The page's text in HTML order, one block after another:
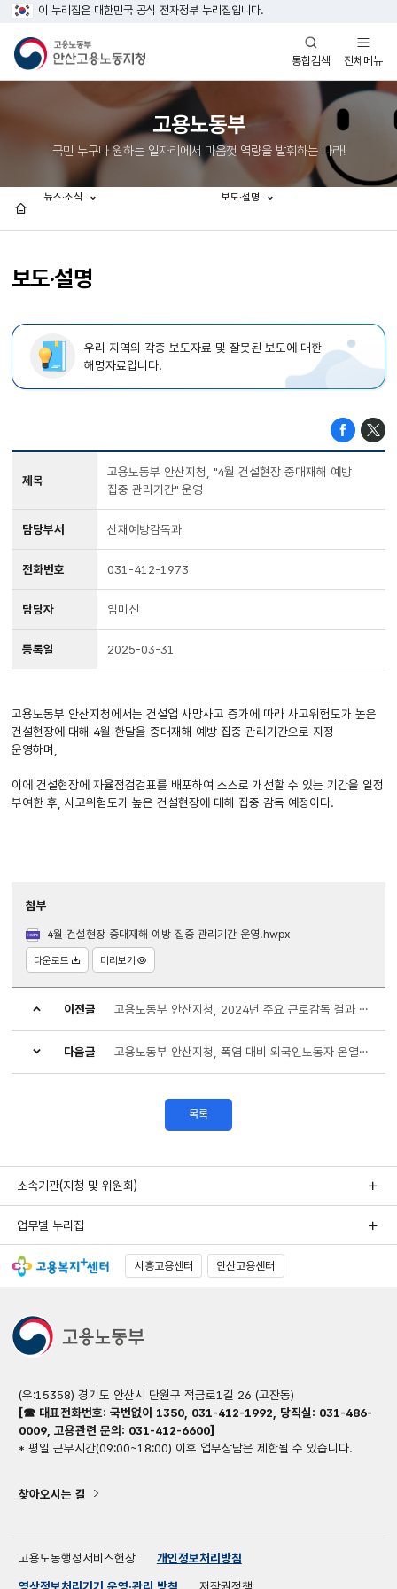
이 누리집은 대한민국 공식 전자정부 누리집입니다.
통합검색
열기
전체메뉴
열기
고용노동부
국민 누구나 원하는 일자리에서 마음껏 역량을 발휘하는 나라!
보도·설명
뉴스·소식 보도·설명
우리 지역의 각종 보도자료 및 잘못된 보도에 대한
해명자료입니다.
제목
고용노동부 안산지청, "4월 건설현장 중대재해 예방
집중 관리기간" 운영
담당부서 산재예방감독과
전화번호 031-412-1973
담당자 임미선
등록일 2025-03-31
고용노동부 안산지청에서는 건설업 사망사고 증가에 따라 사고위험도가 높은
건설현장에 대해 4월 한달을 중대재해 예방 집중 관리기간으로 지정
운영하며,
이에 건설현장에 자율점검검표를 배포하여 스스로 개선할 수 있는 기간을 일정
부여한 후, 사고위험도가 높은 건설현장에 대해 집중 감독 예정이다.
첨부
4월 건설현장 중대재해 예방 집중 관리기간 운영.hwpx
다운로드 미리보기
이전글 고용노동부 안산지청, 2024년 주요 근로감독 결과 발표
다음글 고용노동부 안산지청, 폭염 대비 외국인노동자 온열질환 예방 활동
목록
소속기관(지청 및 위원회)
업무별 누리집
시흥고용센터 안산고용센터
(우:15358) 경기도 안산시 단원구 적금로1길 26 (고잔동)
[☎ 대표전화번호: 국번없이 1350, 031-412-1992, 당직실: 031-486-
0009, 고용관련 문의: 031-412-6600]
* 평일 근무시간(09:00~18:00) 이후 업무상담은 제한될 수 있습니다.
찾아오시는 길
고용노동행정서비스헌장
개인정보처리방침